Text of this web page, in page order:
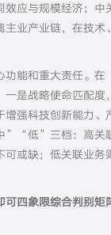
应与规模经济；
业产业链，在技
功能和重大责任
是战略使命匹配
强科技创新能力
低”三档：高关
或缺；低关联业
四象限综合判别矩